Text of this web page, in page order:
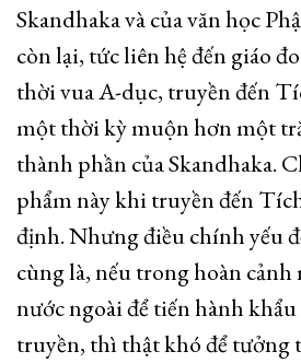
Skandhaka và của văn học
còn lại, tức liên hệ đến giáo
thời vua A-dục, truyền đến
một thời kỳ muộn hơn một
thành phần của Skandhaka.
phẩm này khi truyền đến
định. Nhưng điều chính yếu
cùng là, nếu trong hoàn
nước ngoài để tiến hành
truyền, thì thật khó để tưởng